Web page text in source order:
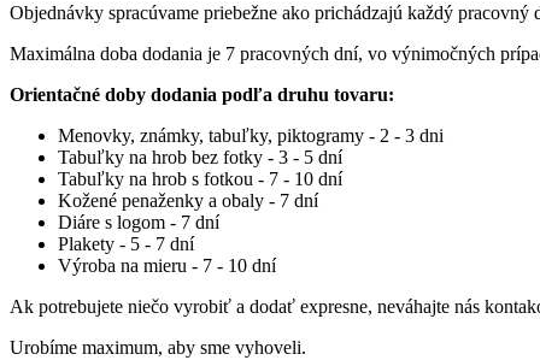
Objednávky spracúvame priebežne ako prichádzajú každý pracovný
Maximálna doba dodania je 7 pracovných dní, vo výnimočných
Orientačné doby dodania podľa druhu tovaru:
Menovky, známky, tabuľky, piktogramy - 2 - 3 dni
Tabuľky na hrob bez fotky - 3 - 5 dní
Tabuľky na hrob s fotkou - 7 - 10 dní
Kožené penaženky a obaly - 7 dní
Diáre s logom - 7 dní
Plakety - 5 - 7 dní
Výroba na mieru - 7 - 10 dní
Ak potrebujete niečo vyrobiť a dodať expresne, neváhajte nás
Urobíme maximum, aby sme vyhoveli.